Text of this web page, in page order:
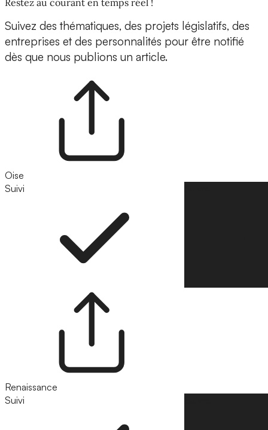
Restez au courant en temps réel !
Suivez des thématiques, des projets législatifs, des
entreprises et des personnalités pour être notifié
dès que nous publions un article.
Oise
Suivi
Renaissance
Suivi